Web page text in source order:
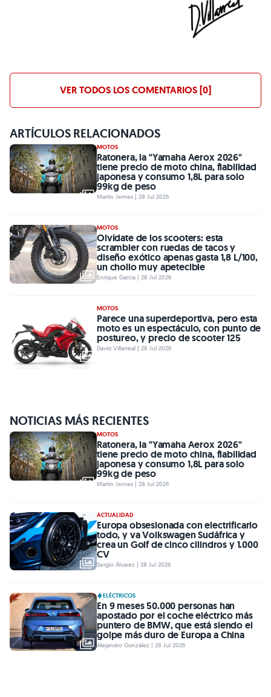
VER TODOS LOS COMENTARIOS [0]
ARTÍCULOS RELACIONADOS
MOTOS
Ratonera, la "Yamaha Aerox 2026"
tiene precio de moto china, fiabilidad
japonesa y consumo 1,8L para solo
99kg de peso
Martín Jemes | 28 Jul 2026
MOTOS
Olvídate de los scooters: esta
scrambler con ruedas de tacos y
diseño exótico apenas gasta 1,8 L/100,
un chollo muy apetecible
Enrique García | 28 Jul 2026
MOTOS
Parece una superdeportiva, pero esta
moto es un espectáculo, con punto de
postureo, y precio de scooter 125
David Villarreal | 28 Jul 2026
NOTICIAS MÁS RECIENTES
MOTOS
Ratonera, la "Yamaha Aerox 2026"
tiene precio de moto china, fiabilidad
japonesa y consumo 1,8L para solo
99kg de peso
Martín Jemes | 28 Jul 2026
ACTUALIDAD
Europa obsesionada con electrificarlo
todo, y va Volkswagen Sudáfrica y
crea un Golf de cinco cilindros y 1.000
CV
Sergio Álvarez | 28 Jul 2026
ELÉCTRICOS
En 9 meses 50.000 personas han
apostado por el coche eléctrico más
puntero de BMW, que está siendo el
golpe más duro de Europa a China
Alejandro González | 28 Jul 2026